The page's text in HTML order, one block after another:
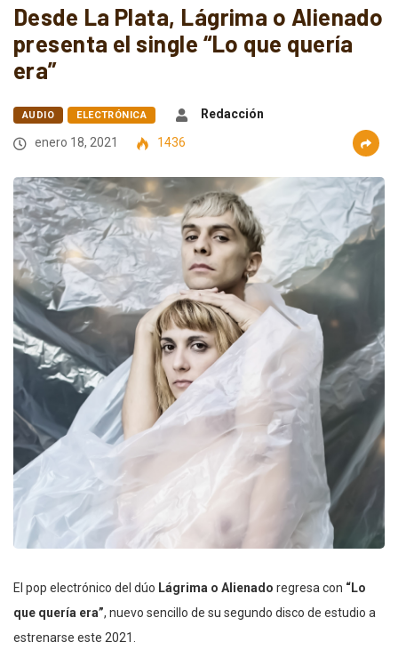
Desde La Plata, Lágrima o Alienado
presenta el single “Lo que quería
era”
AUDIO ELECTRÓNICA
Redacción
enero 18, 2021
1436
El pop electrónico del dúo Lágrima o Alienado regresa con “Lo
que quería era”, nuevo sencillo de su segundo disco de estudio a
estrenarse este 2021.